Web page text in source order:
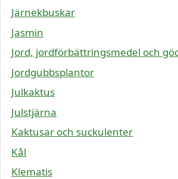
Järnekbuskar
Jasmin
Jord, jordförbättringsmedel och
Jordgubbsplantor
Julkaktus
Julstjärna
Kaktusar och suckulenter
Kål
Klematis